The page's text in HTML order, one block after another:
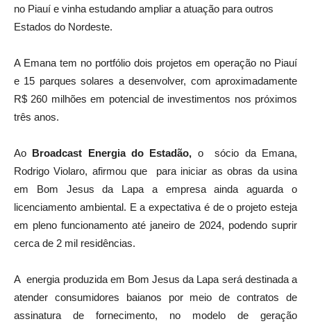
no Piauí e vinha estudando ampliar a atuação para outros
Estados do Nordeste.
A Emana tem no portfólio dois projetos em operação no Piauí
e 15 parques solares a desenvolver, com aproximadamente
R$ 260 milhões em potencial de investimentos nos próximos
três anos.
Ao Broadcast Energia do Estadão, o sócio da Emana,
Rodrigo Violaro, afirmou que para iniciar as obras da usina
em Bom Jesus da Lapa a empresa ainda aguarda o
licenciamento ambiental. E a expectativa é de o projeto esteja
em pleno funcionamento até janeiro de 2024, podendo suprir
cerca de 2 mil residências.
A energia produzida em Bom Jesus da Lapa será destinada a
atender consumidores baianos por meio de contratos de
assinatura de fornecimento, no modelo de geração